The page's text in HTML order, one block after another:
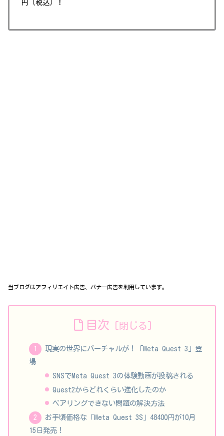
円（税込）！
当ブログはアフィリエイト広告、バナー広告を利用しています。
目次
現実の世界にバーチャルが！「Meta Quest 3」登
場
SNSでMeta Quest 3の体験動画が投稿される
Quest2からどれくらい進化したのか
ペアリングできない問題の解決方法
お手頃価格な「Meta Quest 3S」48400円が10月
15日発売！